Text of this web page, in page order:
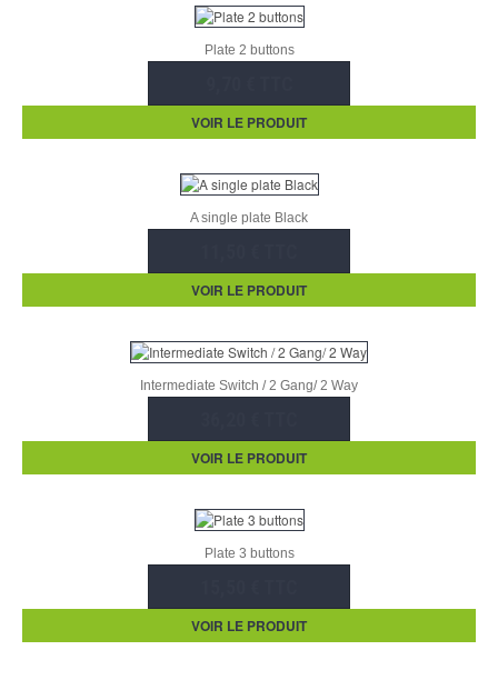
Plate 2 buttons
VOIR LE PRODUIT
A single plate Black
VOIR LE PRODUIT
Intermediate Switch / 2 Gang/ 2 Way
VOIR LE PRODUIT
Plate 3 buttons
VOIR LE PRODUIT